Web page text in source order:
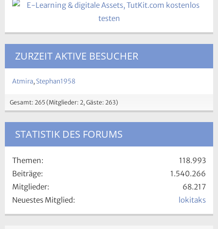
ZURZEIT AKTIVE BESUCHER
Atmira Stephan1958
Gesamt: 265 (Mitglieder: 2, Gäste: 263)
STATISTIK DES FORUMS
Themen
118.993
Beiträge
1.540.266
Mitglieder
68.217
Neuestes Mitglied
lokitaks